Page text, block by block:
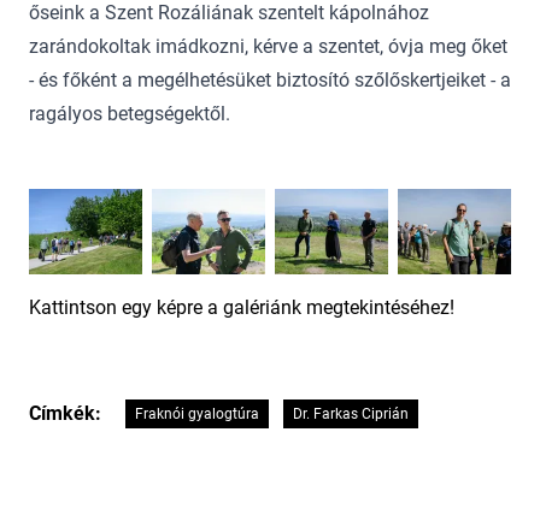
őseink a Szent Rozáliának szentelt kápolnához
zarándokoltak imádkozni, kérve a szentet, óvja meg őket
- és főként a megélhetésüket biztosító szőlőskertjeiket - a
ragályos betegségektől.
Kattintson egy képre a galériánk megtekintéséhez!
Címkék: Fraknói gyalogtúra Dr. Farkas Ciprián